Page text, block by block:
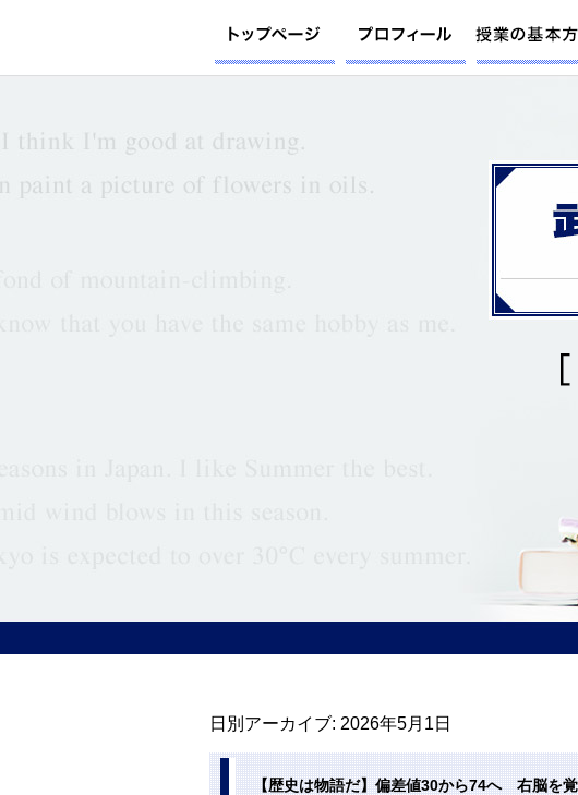
日別アーカイブ: 2026年5月1日
【歴史は物語だ】偏差値30から74へ 右脳を